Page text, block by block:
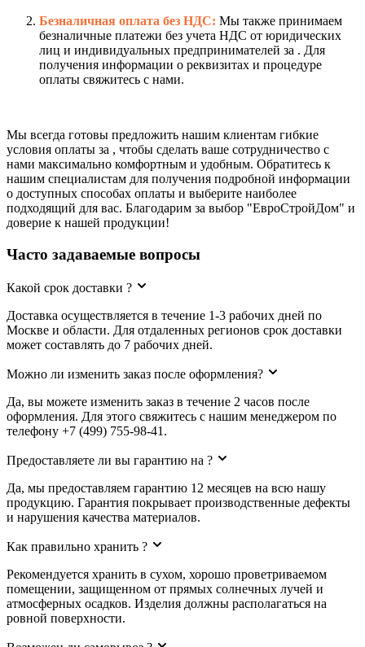
Безналичная оплата без НДС: Мы также принимаем
безналичные платежи без учета НДС от юридических
лиц и индивидуальных предпринимателей за . Для
получения информации о реквизитах и процедуре
оплаты свяжитесь с нами.
Мы всегда готовы предложить нашим клиентам гибкие
условия оплаты за , чтобы сделать ваше сотрудничество с
нами максимально комфортным и удобным. Обратитесь к
нашим специалистам для получения подробной информации
о доступных способах оплаты и выберите наиболее
подходящий для вас. Благодарим за выбор "ЕвроСтройДом" и
доверие к нашей продукции!
Часто задаваемые вопросы
Какой срок доставки ?
Доставка осуществляется в течение 1-3 рабочих дней по
Москве и области. Для отдаленных регионов срок доставки
может составлять до 7 рабочих дней.
Можно ли изменить заказ после оформления?
Да, вы можете изменить заказ в течение 2 часов после
оформления. Для этого свяжитесь с нашим менеджером по
телефону +7 (499) 755-98-41.
Предоставляете ли вы гарантию на ?
Да, мы предоставляем гарантию 12 месяцев на всю нашу
продукцию. Гарантия покрывает производственные дефекты
и нарушения качества материалов.
Как правильно хранить ?
Рекомендуется хранить в сухом, хорошо проветриваемом
помещении, защищенном от прямых солнечных лучей и
атмосферных осадков. Изделия должны располагаться на
ровной поверхности.